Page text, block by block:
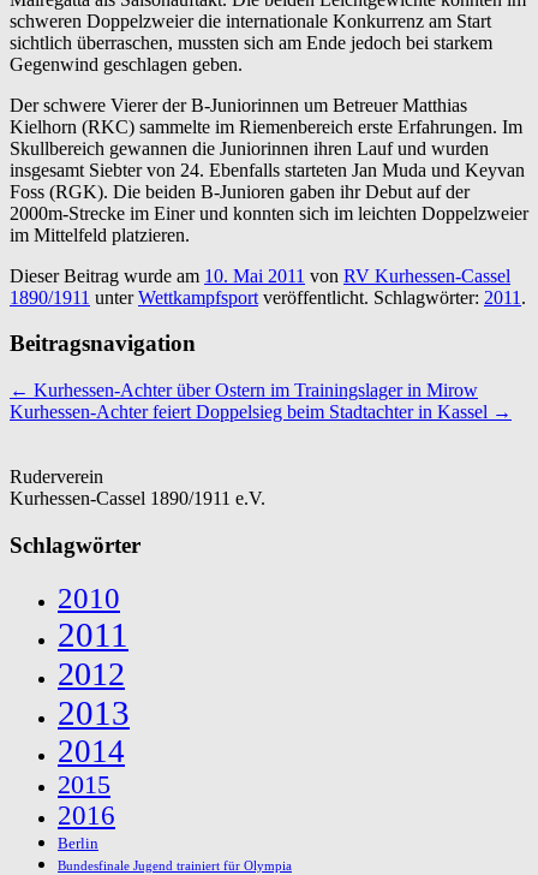
schweren Doppelzweier die internationale Konkurrenz am Start
sichtlich überraschen, mussten sich am Ende jedoch bei starkem
Gegenwind geschlagen geben.
Der schwere Vierer der B-Juniorinnen um Betreuer Matthias
Kielhorn (RKC) sammelte im Riemenbereich erste Erfahrungen. Im
Skullbereich gewannen die Juniorinnen ihren Lauf und wurden
insgesamt Siebter von 24. Ebenfalls starteten Jan Muda und Keyvan
Foss (RGK). Die beiden B-Junioren gaben ihr Debut auf der
2000m-Strecke im Einer und konnten sich im leichten Doppelzweier
im Mittelfeld platzieren.
Dieser Beitrag wurde am 10. Mai 2011 von RV Kurhessen-Cassel
1890/1911 unterWettkampfsport veröffentlicht. Schlagwörter: 2011 .
Beitragsnavigation
← Kurhessen-Achter über Ostern im Trainingslager in Mirow
Kurhessen-Achter feiert Doppelsieg beim Stadtachter in Kassel →
Ruderverein
Kurhessen-Cassel 1890/1911 e.V.
Schlagwörter
2010
2011
2012
2013
2014
2015
2016
Berlin
Bundesfinale Jugend trainiert für Olympia